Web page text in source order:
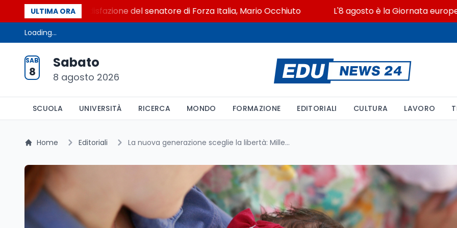
ULTIMA ORA
La soddisfazione del senatore di Forza Italia, Mario Occhiuto L'8 agosto è la Giornata europea
Loading...
SAB
8
Sabato
8 agosto 2026
SCUOLA UNIVERSITÀ RICERCA MONDO FORMAZIONE EDITORIALI CULTURA LAVORO
Home Editoriali La nuova generazione sceglie la libertà: Millennials e Gen Z dicono addio a matrimonio e figli